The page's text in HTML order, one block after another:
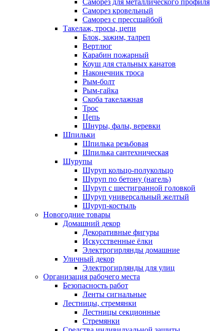
Саморез для металлического профиля
Саморез кровельный
Саморез с прессшайбой
Такелаж, тросы, цепи
Блок, зажим, талреп
Вертлюг
Карабин пожарный
Коуш для стальных канатов
Наконечник троса
Рым-болт
Рым-гайка
Скоба такелажная
Трос
Цепь
Шнуры, фалы, веревки
Шпильки
Шпилька резьбовая
Шпилька сантехническая
Шурупы
Шуруп кольцо-полукольцо
Шуруп по бетону (нагель)
Шуруп с шестигранной головкой
Шуруп универсальный желтый
Шуруп-костыль
Новогодние товары
Домашний декор
Декоративные фигуры
Искусственные ёлки
Электрогирлянды домашние
Уличный декор
Электрогирлянды для улиц
Организация рабочего места
Безопасность работ
Ленты сигнальные
Лестницы, стремянки
Лестницы секционные
Стремянки